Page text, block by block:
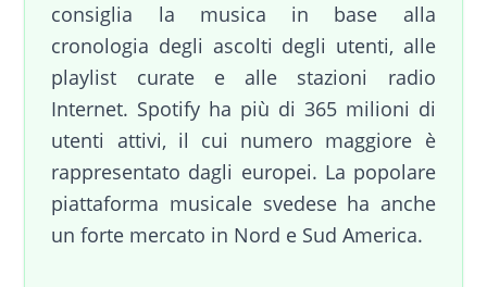
consiglia la musica in base alla
cronologia degli ascolti degli utenti, alle
playlist curate e alle stazioni radio
Internet. Spotify ha più di 365 milioni di
utenti attivi, il cui numero maggiore è
rappresentato dagli europei. La popolare
piattaforma musicale svedese ha anche
un forte mercato in Nord e Sud America.